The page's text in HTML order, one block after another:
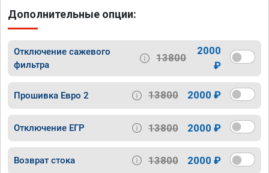
Дополнительные опции:
Отключение сажевого
фильтра
13800
2000
₽
Прошивка Евро 2 13800 2000 ₽
Отключение ЕГР 13800 2000 ₽
Возврат стока 13800 2000 ₽